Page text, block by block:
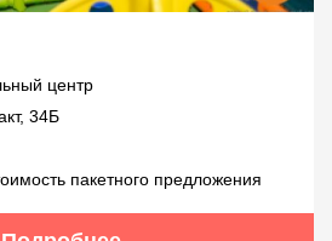
центр
34Б
пакетного предложения